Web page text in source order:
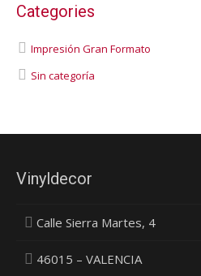
Categories
Impresión Gran Formato
Sin categoría
Vinyldecor
Calle Sierra Martes, 4
46015 – VALENCIA